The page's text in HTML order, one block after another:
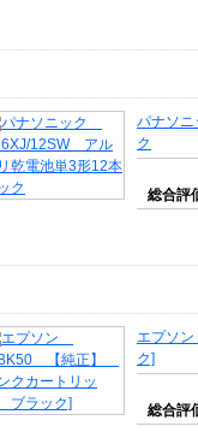
パナソ
ク
総合評
エプソ
ク]
総合評